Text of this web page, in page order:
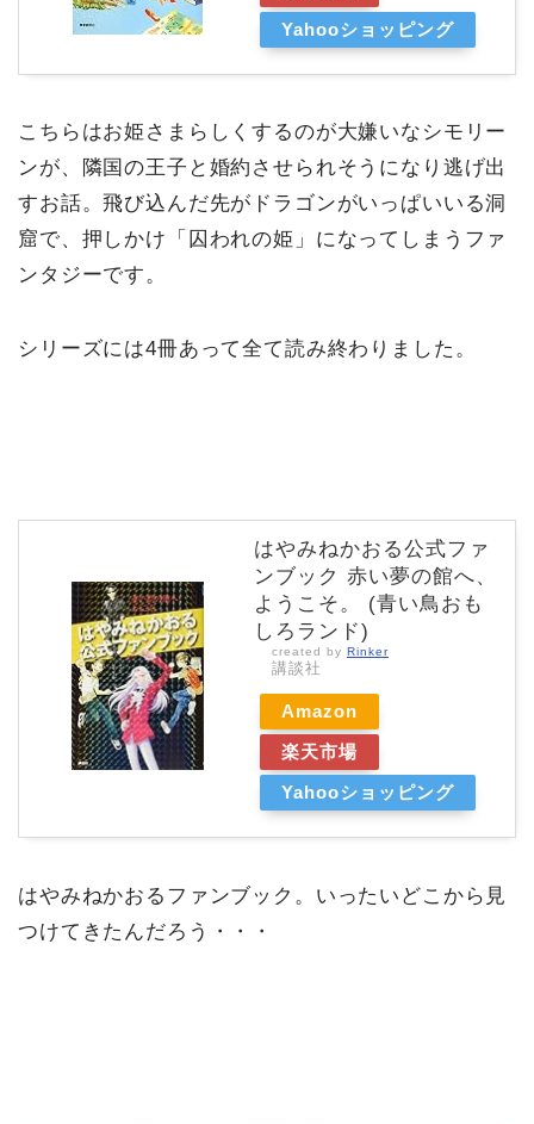
Yahooショッピング
こちらはお姫さまらしくするのが大嫌いなシモリー
ンが、隣国の王子と婚約させられそうになり逃げ出
すお話。飛び込んだ先がドラゴンがいっぱいいる洞
窟で、押しかけ「囚われの姫」になってしまうファ
ンタジーです。
シリーズには4冊あって全て読み終わりました。
はやみねかおる公式ファ
ンブック 赤い夢の館へ、
ようこそ。 (青い鳥おも
しろランド)
created by Rinker
講談社
Amazon
楽天市場
Yahooショッピング
はやみねかおるファンブック。いったいどこから見
つけてきたんだろう・・・